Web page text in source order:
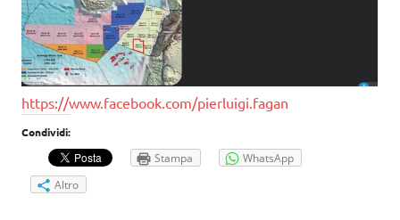
https://www.facebook.com/pierluigi.fagan
Condividi:
Stampa
WhatsApp
Altro